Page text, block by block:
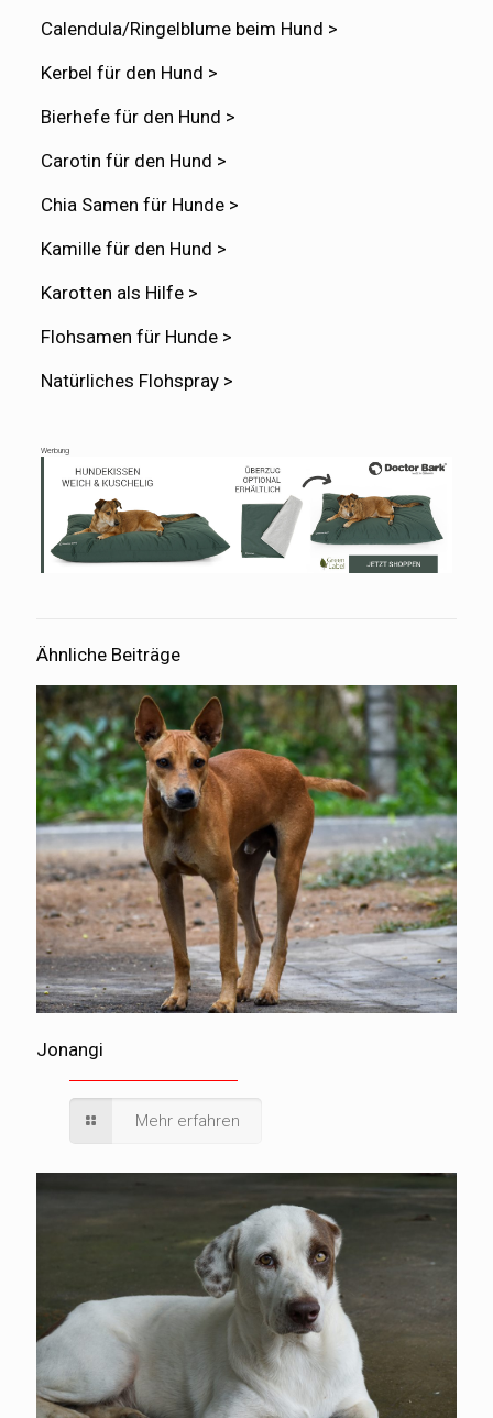
Calendula/Ringelblume beim Hund >
Kerbel für den Hund >
Bierhefe für den Hund >
Carotin für den Hund >
Chia Samen für Hunde >
Kamille für den Hund >
Karotten als Hilfe >
Flohsamen für Hunde >
Natürliches Flohspray >
Werbung
Ähnliche Beiträge
Jonangi
Mehr erfahren